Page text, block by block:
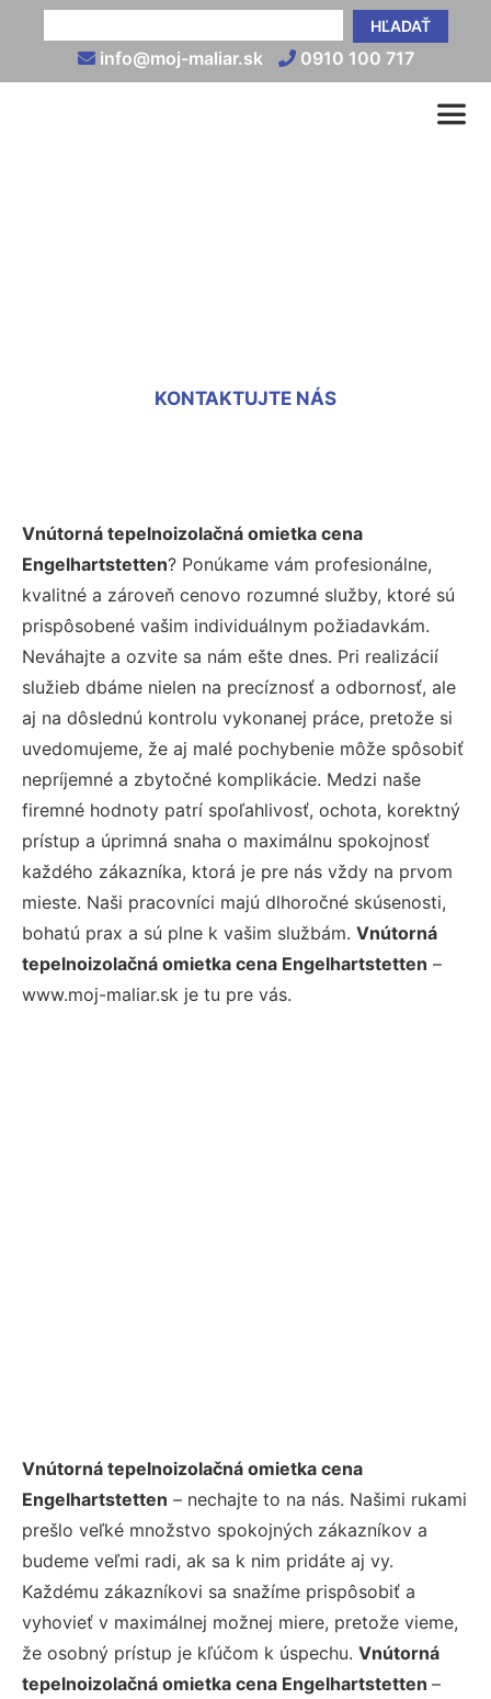
HĽADAŤ
info@moj-maliar.sk 0910 100 717
KONTAKTUJTE NÁS
Vnútorná tepelnoizolačná omietka cena
Engelhartstetten? Ponúkame vám profesionálne,
kvalitné a zároveň cenovo rozumné služby, ktoré sú
prispôsobené vašim individuálnym požiadavkám.
Neváhajte a ozvite sa nám ešte dnes. Pri realizácií
služieb dbáme nielen na precíznosť a odbornosť, ale
aj na dôslednú kontrolu vykonanej práce, pretože si
uvedomujeme, že aj malé pochybenie môže spôsobiť
nepríjemné a zbytočné komplikácie. Medzi naše
firemné hodnoty patrí spoľahlivosť, ochota, korektný
prístup a úprimná snaha o maximálnu spokojnosť
každého zákazníka, ktorá je pre nás vždy na prvom
mieste. Naši pracovníci majú dlhoročné skúsenosti,
bohatú prax a sú plne k vašim službám. Vnútorná
tepelnoizolačná omietka cena Engelhartstetten –
www.moj-maliar.sk je tu pre vás.
Vnútorná tepelnoizolačná omietka cena
Engelhartstetten – nechajte to na nás. Našimi rukami
prešlo veľké množstvo spokojných zákazníkov a
budeme veľmi radi, ak sa k nim pridáte aj vy.
Každému zákazníkovi sa snažíme prispôsobiť a
vyhovieť v maximálnej možnej miere, pretože vieme,
že osobný prístup je kľúčom k úspechu. Vnútorná
tepelnoizolačná omietka cena Engelhartstetten –